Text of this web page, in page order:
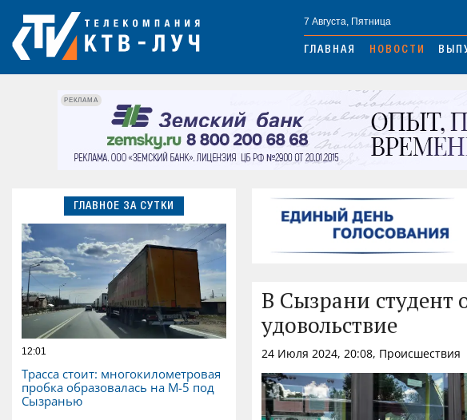
7 Августа, Пятница
ГЛАВНАЯ НОВОСТИ
РЕКЛАМА
ГЛАВНОЕ ЗА СУТКИ
12:01
Трасса стоит: многокилометровая
пробка образовалась на М-5 под
Сызранью
В Сызрани студент
удовольствие
24 Июля 2024, 20:08, Происшествия